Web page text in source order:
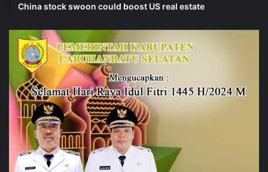
China stock swoon could boost US real estate